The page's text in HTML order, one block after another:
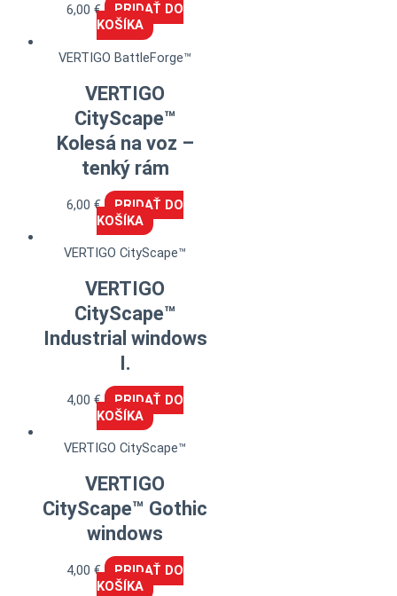
6,00€
PRIDAŤ DO
KOŠÍKA
VERTIGO BattleForge™
VERTIGO
CityScape™
Kolesá na voz –
tenký rám
6,00€
PRIDAŤ DO
KOŠÍKA
VERTIGO CityScape™
VERTIGO
CityScape™
Industrial windows
I.
4,00€
PRIDAŤ DO
KOŠÍKA
VERTIGO CityScape™
VERTIGO
CityScape™ Gothic
windows
4,00€
PRIDAŤ DO
KOŠÍKA